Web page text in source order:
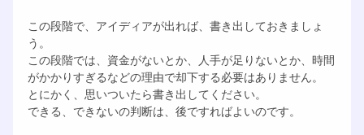
この段階で、アイディアが出れば、書き出しておきましょ
う。
この段階では、資金がないとか、人手が足りないとか、時間
がかかりすぎるなどの理由で却下する必要はありません。
とにかく、思いついたら書き出してください。
できる、できないの判断は、後ですればよいのです。